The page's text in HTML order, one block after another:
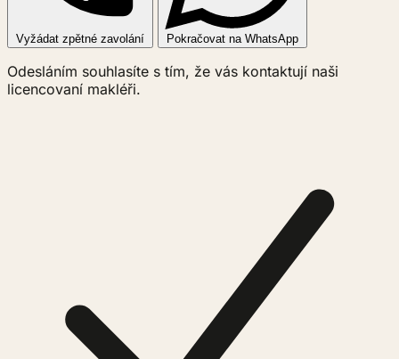
Vyžádat zpětné zavolání Pokračovat na WhatsApp
Odesláním souhlasíte s tím, že vás kontaktují naši
licencovaní makléři.